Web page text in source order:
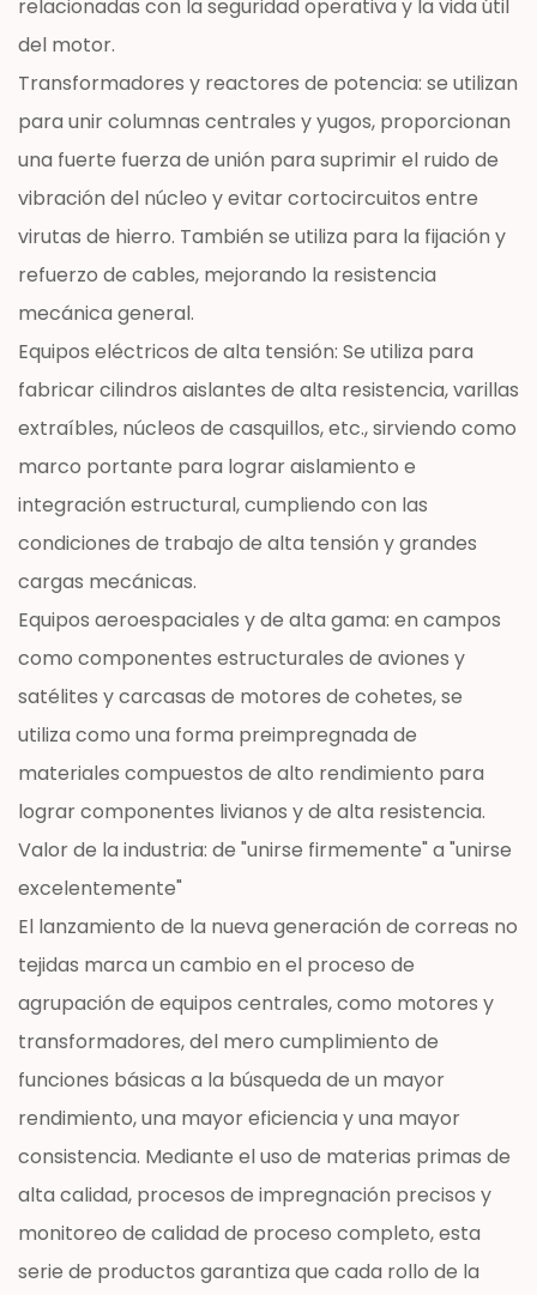
relacionadas con la seguridad operativa y la vida útil
del motor.
Transformadores y reactores de potencia: se utilizan
para unir columnas centrales y yugos, proporcionan
una fuerte fuerza de unión para suprimir el ruido de
vibración del núcleo y evitar cortocircuitos entre
virutas de hierro. También se utiliza para la fijación y
refuerzo de cables, mejorando la resistencia
mecánica general.
Equipos eléctricos de alta tensión: Se utiliza para
fabricar cilindros aislantes de alta resistencia, varillas
extraíbles, núcleos de casquillos, etc., sirviendo como
marco portante para lograr aislamiento e
integración estructural, cumpliendo con las
condiciones de trabajo de alta tensión y grandes
cargas mecánicas.
Equipos aeroespaciales y de alta gama: en campos
como componentes estructurales de aviones y
satélites y carcasas de motores de cohetes, se
utiliza como una forma preimpregnada de
materiales compuestos de alto rendimiento para
lograr componentes livianos y de alta resistencia.
Valor de la industria: de "unirse firmemente" a "unirse
excelentemente"
El lanzamiento de la nueva generación de correas no
tejidas marca un cambio en el proceso de
agrupación de equipos centrales, como motores y
transformadores, del mero cumplimiento de
funciones básicas a la búsqueda de un mayor
rendimiento, una mayor eficiencia y una mayor
consistencia. Mediante el uso de materias primas de
alta calidad, procesos de impregnación precisos y
monitoreo de calidad de proceso completo, esta
serie de productos garantiza que cada rollo de la